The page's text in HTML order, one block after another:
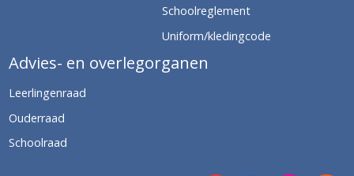
Schoolreglement
Uniform/kledingcode
Advies- en overlegorganen
Leerlingenraad
Ouderraad
Schoolraad